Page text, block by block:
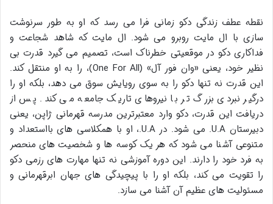
نقطه عطف زندگی دکو زمانی فرا می رسد که او به طور سرنوشت
سازی با ال مایت روبرو می شود. ال مایت که شاهد شجاعت و
فداکاری دکو در موقعیتی خطرناک است، تصمیم می گیرد قدرت بی
نظیر خود، یعنی «وان فور آل» (One For All)، را به او منتقل کند.
این قدرت نه تنها دکو را به سوی رویایش سوق می دهد، بلکه او را
درگیر نبردی بزرگ تر با نیروهای تاریک جامعه می کند. پس از
دریافت این قدرت، دکو وارد معتبرترین مدرسه قهرمانی ژاپن، یعنی
دبیرستان U.A. می شود. در U.A.، او با همکلاسی های بااستعداد و
متنوعی آشنا می شود که هر یک کوسه ها و شخصیت های منحصر
به فرد خود را دارند. این دوره آموزشی نه تنها مهارت های رزمی دکو
را تقویت می کند، بلکه او را با پیچیدگی های جهان ابرقهرمانی و
مسئولیت های عظیم آن آشنا می سازد.